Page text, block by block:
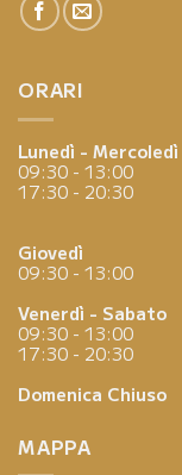
ORARI
Lunedì - Mercoledì
09:30 - 13:00
17:30 - 20:30
Giovedì
09:30 - 13:00
Venerdì - Sabato
09:30 - 13:00
17:30 - 20:30
Domenica Chiuso
MAPPA